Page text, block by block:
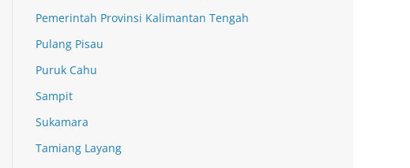
Pemerintah Provinsi Kalimantan Tengah
Pulang Pisau
Puruk Cahu
Sampit
Sukamara
Tamiang Layang